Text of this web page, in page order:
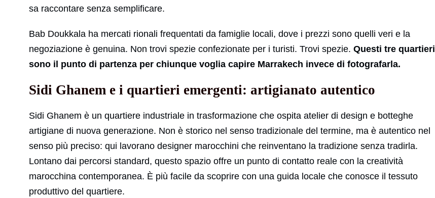
sa raccontare senza semplificare.
Bab Doukkala ha mercati rionali frequentati da famiglie locali, dove i prezzi sono quelli veri e la
negoziazione è genuina. Non trovi spezie confezionate per i turisti. Trovi spezie. Questi tre quartieri
sono il punto di partenza per chiunque voglia capire Marrakech invece di fotografarla.
Sidi Ghanem e i quartieri emergenti: artigianato autentico
Sidi Ghanem è un quartiere industriale in trasformazione che ospita atelier di design e botteghe
artigiane di nuova generazione. Non è storico nel senso tradizionale del termine, ma è autentico nel
senso più preciso: qui lavorano designer marocchini che reinventano la tradizione senza tradirla.
Lontano dai percorsi standard, questo spazio offre un punto di contatto reale con la creatività
marocchina contemporanea. È più facile da scoprire con una guida locale che conosce il tessuto
produttivo del quartiere.